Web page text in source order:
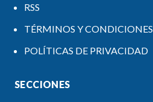
RSS
TÉRMINOS Y CONDICIONES
POLÍTICAS DE PRIVACIDAD
SECCIONES